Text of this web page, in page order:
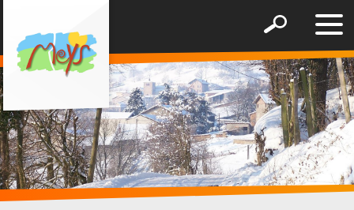
le
Afficher
formulaire
de
recherche